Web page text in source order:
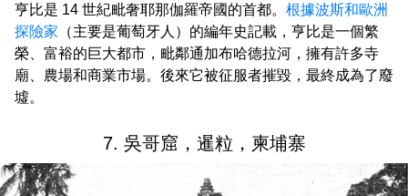
亨比是 14 世紀毗奢耶那伽羅帝國的首都。 根據波斯和歐洲
探險家 （主要是葡萄牙人）的編年史記載，亨比是一個繁
榮、富裕的巨大都市，毗鄰通加布哈德拉河，擁有許多寺
廟、農場和商業市場。後來它被征服者摧毀，最終成為了廢
墟。
7. 吳哥窟，暹粒，柬埔寨